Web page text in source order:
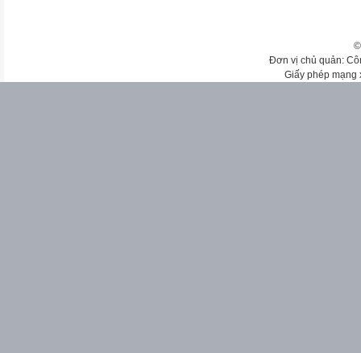
Đơn vị chủ quản:
Giấy phép mạng